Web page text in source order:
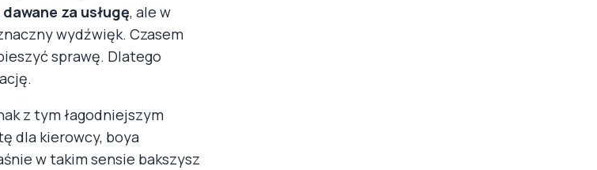
za usługę, ale w
wydźwięk. Czasem
sprawę. Dlatego
z tym łagodniejszym
dla kierowcy, boya
w takim sensie bakszysz